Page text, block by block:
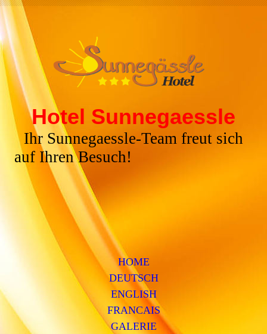
Hotel Sunnegaessle
Ihr Sunnegaessle-Team freut sich
auf Ihren Besuch!
HOME
DEUTSCH
ENGLISH
FRANCAIS
GALERIE